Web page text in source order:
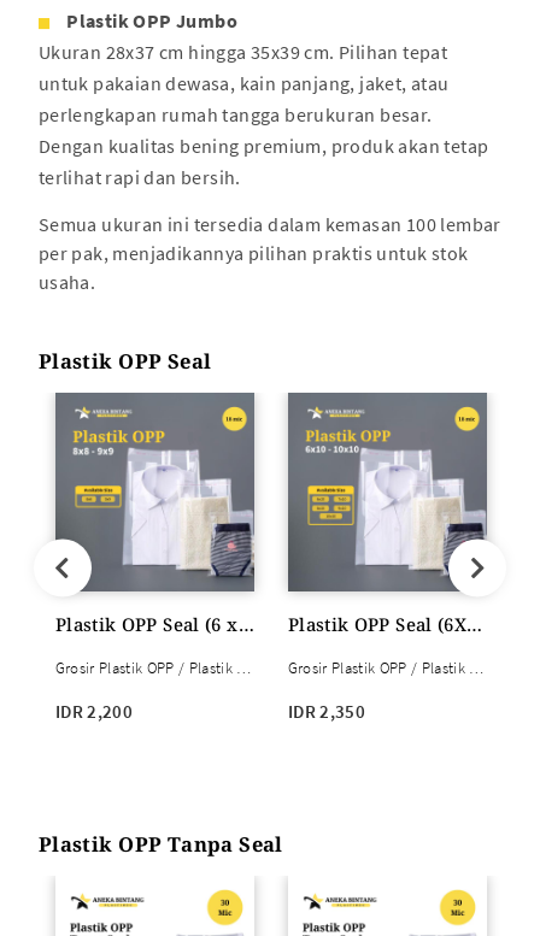
Plastik OPP Jumbo
Ukuran 28x37 cm hingga 35x39 cm. Pilihan tepat
untuk pakaian dewasa, kain panjang, jaket, atau
perlengkapan rumah tangga berukuran besar.
Dengan kualitas bening premium, produk akan tetap
terlihat rapi dan bersih.
Semua ukuran ini tersedia dalam kemasan 100 lembar
per pak, menjadikannya pilihan praktis untuk stok
usaha.
Plastik OPP Seal
Plastik OPP Seal (6 x 6 s/d 7 x 9) 18 mic 100lbr
Grosir Plastik OPP / Plastik OPP Seal
IDR 2,200
Plastik OPP Seal (6X10 s/d 10X10) 18 mic 100lbr
Grosir Plastik OPP / Plastik OPP Seal
IDR 2,350
Plastik OPP Tanpa Seal